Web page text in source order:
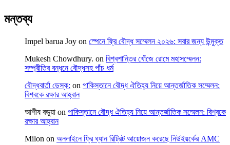
মন্তব্য
Impel barua Joy on স্পেনে ফ্রি বৌদ্ধ সম্মেলন ২০২৬: সবার জন্য উন্মুক্ত
Mukesh Chowdhury. on বিশ্বশান্তির খোঁজে রোমে মহাসম্মেলন:
সম্প্রীতির বন্ধনে বৌদ্ধসহ পাঁচ ধর্ম
বৌদ্ধবার্তা ডেস্ক: on পাকিস্তানে বৌদ্ধ ঐতিহ্য নিয়ে আন্তর্জাতিক সম্মেলন:
বিশ্বকে রক্ষার আহ্বান
আশীষ বড়ুয়া on পাকিস্তানে বৌদ্ধ ঐতিহ্য নিয়ে আন্তর্জাতিক সম্মেলন: বিশ্বকে
রক্ষার আহ্বান
Milon on অনলাইনে ফ্রি ধ্যান রিট্রিট আয়োজন করেছে নিউইয়র্কের AMC